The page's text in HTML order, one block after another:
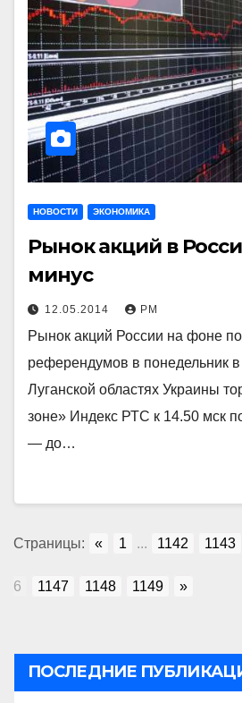
НОВОСТИ ЭКОНОМИКА
Рынок акций в
минус
12.05.2014 РМ
Рынок акций России на фоне
референдумов в понедельник
Луганской областях Украины
зоне» Индекс РТС к 14.50 мск
— до…
Страницы: « 1 ... 1142 1143
6 1147 1148 1149 »
ПОСЛЕДНИЕ